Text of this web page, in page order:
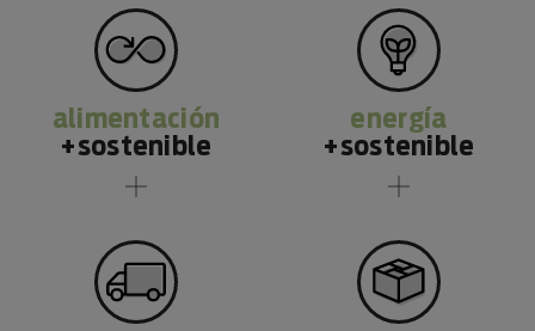
alimentación
+sostenible
energía
+sostenible